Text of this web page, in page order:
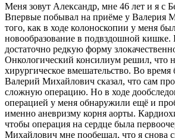
Меня зовут Александр, мне 46 лет и я с
Впервые побывал на приёме у Валерия
того, как в ходе колоноскопии у меня
новообразование в подвздошной кишке.
достаточно редкую форму
Онкологический консилиум решил, что
хирургическое вмешательство. Во время
Валерий Михайлович сказал, что сам
сложную операцию. Но в ходе
операцией у меня обнаружили ещё и
именно аневризму корня аорты.
чтобы операция на сердце была
Михайлович мне пообещал, что я снова